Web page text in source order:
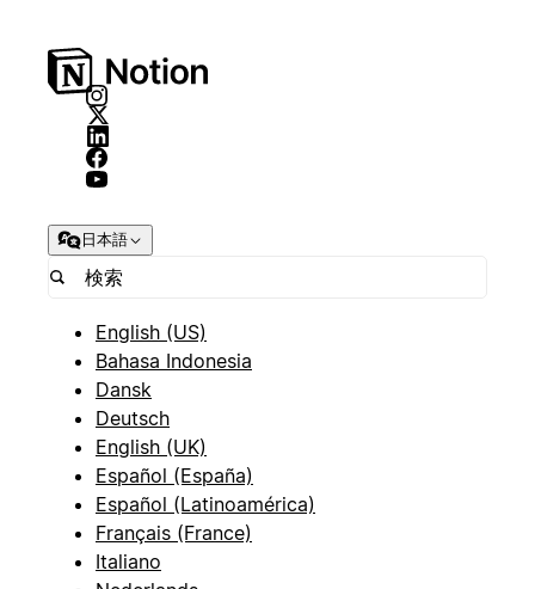
日本語
English (US)
Bahasa Indonesia
Dansk
Deutsch
English (UK)
Español (España)
Español (Latinoamérica)
Français (France)
Italiano